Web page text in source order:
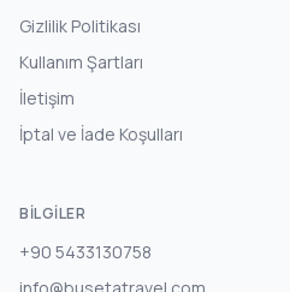
Gizlilik Politikası
Kullanım Şartları
İletişim
İptal ve İade Koşulları
BILGILER
+90 5433130758
info@busetatravel.com